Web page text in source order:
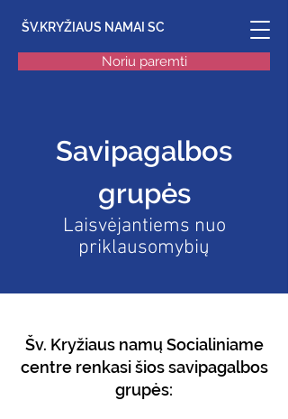
Noriu paremti
ŠV.KRYŽIAUS NAMAI SC
Savipagalbos
grupės
Laisvėjantiems nuo
priklausomybių
Šv. Kryžiaus namų Socialiniame
centre renkasi šios savipagalbos
grupės: